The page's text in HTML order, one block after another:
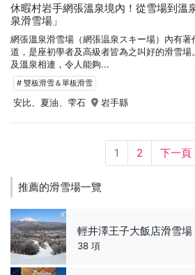
休暇村岩手網張溫泉境內！從雪場到溫
泉滑雪場」
網張溫泉滑雪場（網張温泉スキー場）內有
道，是座初學者及高級者皆為之叫好的滑雪
及溫泉相連，令人能夠...
# 雙板滑雪＆單板滑雪
安比、夏油、雫石 岩手縣
1 2 下一頁
推薦的滑雪場一覽
輕井澤王子大飯店滑雪場
38 項